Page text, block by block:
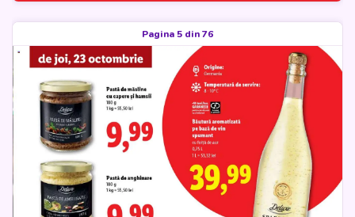
Pagina 5 din 76